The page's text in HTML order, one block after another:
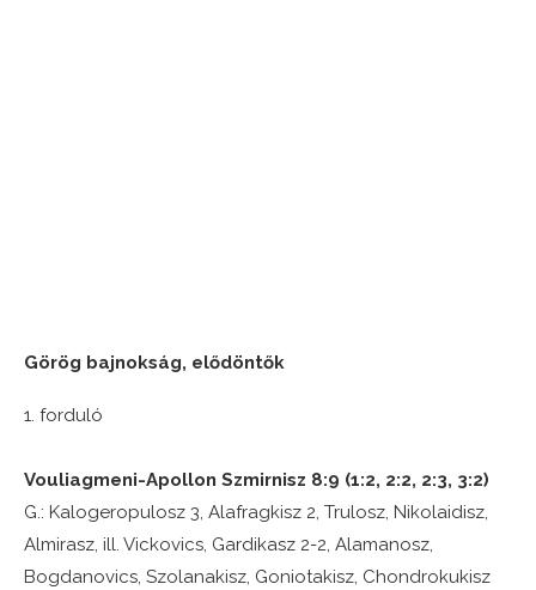
Görög bajnokság, elődöntők
1. forduló
Vouliagmeni-Apollon Szmirnisz 8:9 (1:2, 2:2, 2:3, 3:2)
G.: Kalogeropulosz 3, Alafragkisz 2, Trulosz, Nikolaidisz,
Almirasz, ill. Vickovics, Gardikasz 2-2, Alamanosz,
Bogdanovics, Szolanakisz, Goniotakisz, Chondrokukisz